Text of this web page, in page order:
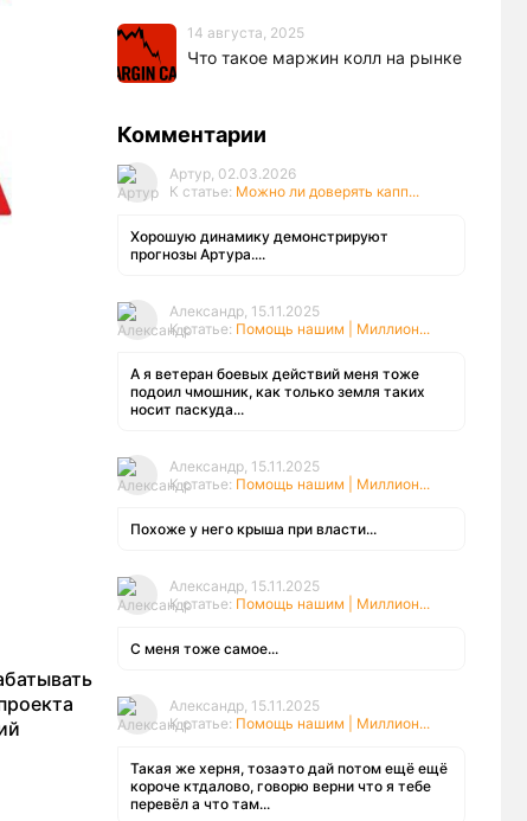
14 августа, 2025
Что такое маржин колл на рынке
Комментарии
Артур, 02.03.2026
К статье: Можно ли доверять капп...
Хорошую динамику демонстрируют
прогнозы Артура....
Александр, 15.11.2025
К статье: Помощь нашим | Миллион...
А я ветеран боевых действий меня тоже
подоил чмошник, как только земля таких
носит паскуда...
Александр, 15.11.2025
К статье: Помощь нашим | Миллион...
Похоже у него крыша при власти...
Александр, 15.11.2025
К статье: Помощь нашим | Миллион...
С меня тоже самое...
Александр, 15.11.2025
К статье: Помощь нашим | Миллион...
Такая же херня, тозаэто дай потом ещё ещё
короче ктдалово, говорю верни что я тебе
перевёл а что там...